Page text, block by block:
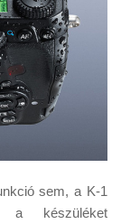
sem, a K-1
készüléket